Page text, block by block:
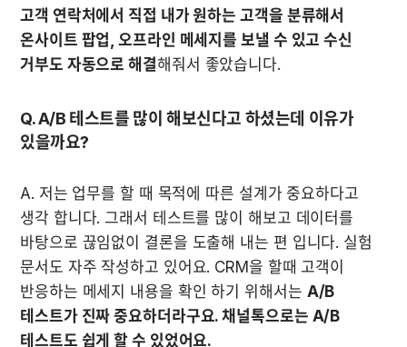
고객 연락처에서 직접 내가 원하는 고객을 분류해서
온사이트 팝업, 오프라인 메세지를 보낼 수 있고 수신
거부도 자동으로 해결해줘서 좋았습니다.
Q. A/B 테스트를 많이 해보신다고 하셨는데 이유가
있을까요?
A. 저는 업무를 할 때 목적에 따른 설계가 중요하다고
생각 합니다. 그래서 테스트를 많이 해보고 데이터를
바탕으로 끊임없이 결론을 도출해 내는 편 입니다. 실험
문서도 자주 작성하고 있어요. CRM을 할때 고객이
반응하는 메세지 내용을 확인 하기 위해서는 A/B
테스트가 진짜 중요하더라구요. 채널톡으로는 A/B
테스트도 쉽게 할 수 있었어요.